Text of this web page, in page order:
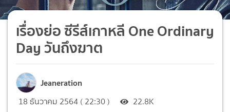
เรื่องย่อ ซีรีส์เกาหลี One Ordinary
Day วันถึงฆาต
Jeaneration
18 ธันวาคม 2564 ( 22:30 ) 22.8K